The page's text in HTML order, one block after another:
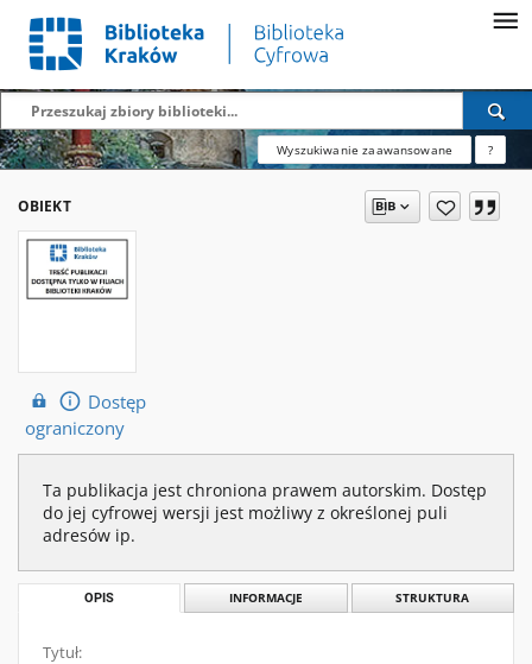
Wyszukiwanie zaawansowane ?
OBIEKT
Dostęp
ograniczony
Ta publikacja jest chroniona prawem autorskim. Dostęp
do jej cyfrowej wersji jest możliwy z określonej puli
adresów ip.
OPIS INFORMACJE STRUKTURA
Tytuł: